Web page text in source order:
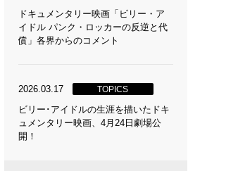
ドキュメンタリー映画「ビリー・ア
イドル パンク・ロッカーの反逆と代
償」各界からのコメント
2026.03.17 TOPICS
ビリー･アイドルの生涯を描いたドキ
ュメンタリー映画、4月24日劇場公
開！